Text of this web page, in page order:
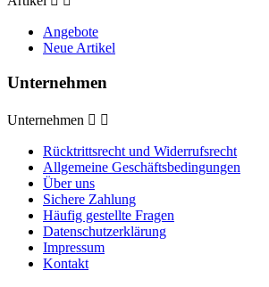
Angebote
Neue Artikel
Unternehmen
Unternehmen  
Rücktrittsrecht und Widerrufsrecht
Allgemeine Geschäftsbedingungen
Über uns
Sichere Zahlung
Häufig gestellte Fragen
Datenschutzerklärung
Impressum
Kontakt